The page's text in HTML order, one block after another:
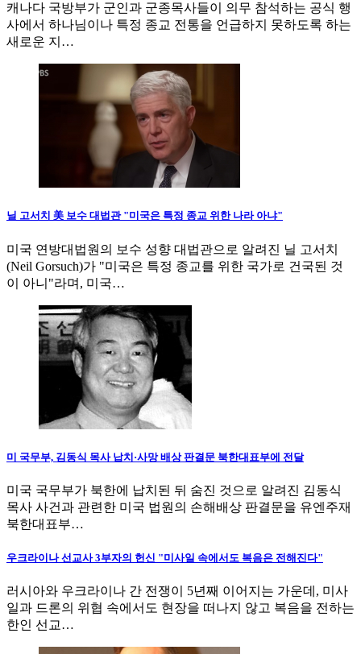
캐나다 국방부가 군인과 군종목사들이 의무 참석하는 공식 행
사에서 하나님이나 특정 종교 전통을 언급하지 못하도록 하는
새로운 지…
닐 고서치 美 보수 대법관 "미국은 특정 종교 위한 나라 아냐"
미국 연방대법원의 보수 성향 대법관으로 알려진 닐 고서치
(Neil Gorsuch)가 "미국은 특정 종교를 위한 국가로 건국된 것
이 아니"라며, 미국…
미 국무부, 김동식 목사 납치·사망 배상 판결문 북한대표부에 전달
미국 국무부가 북한에 납치된 뒤 숨진 것으로 알려진 김동식
목사 사건과 관련한 미국 법원의 손해배상 판결문을 유엔주재
북한대표부…
우크라이나 선교사 3부자의 헌신 "미사일 속에서도 복음은 전해진다"
러시아와 우크라이나 간 전쟁이 5년째 이어지는 가운데, 미사
일과 드론의 위협 속에서도 현장을 떠나지 않고 복음을 전하는
한인 선교…